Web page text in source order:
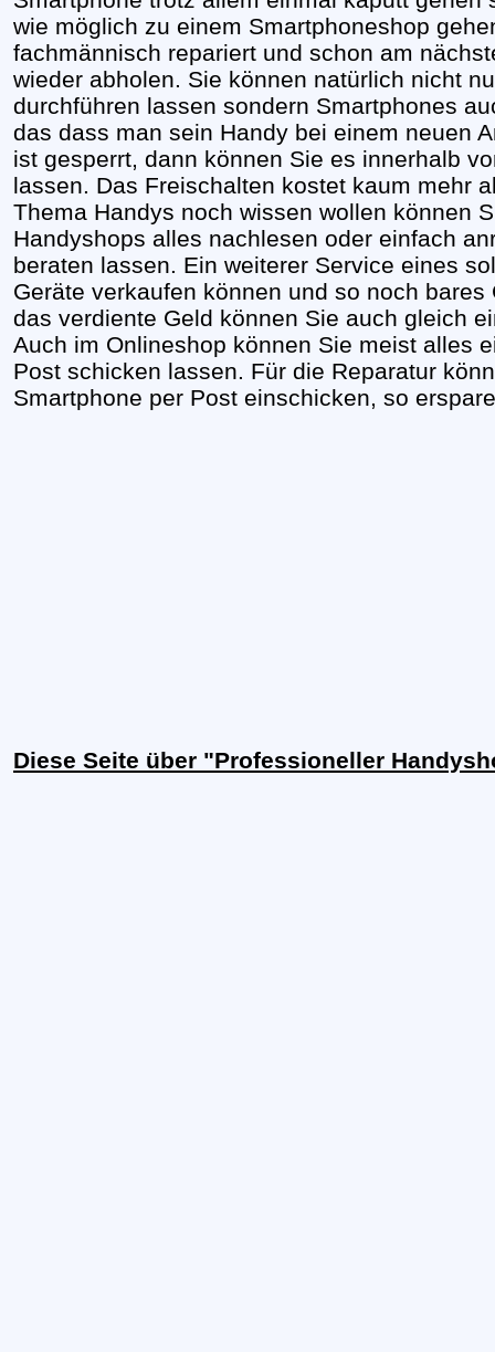
wie möglich zu einem Smartphoneshop
fachmännisch repariert und schon am
wieder abholen. Sie können natürlich nicht
durchführen lassen sondern Smartphones
das dass man sein Handy bei einem neuen
ist gesperrt, dann können Sie es innerhalb
lassen. Das Freischalten kostet kaum mehr
Thema Handys noch wissen wollen können
Handyshops alles nachlesen oder einfach
beraten lassen. Ein weiterer Service eines
Geräte verkaufen können und so noch
das verdiente Geld können Sie auch gleich
Auch im Onlineshop können Sie meist alles
Post schicken lassen. Für die Reparatur
Smartphone per Post einschicken, so
Diese Seite über "Professioneller